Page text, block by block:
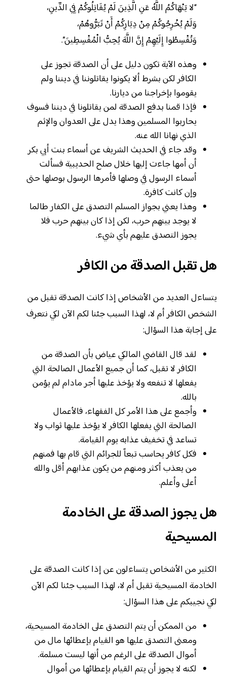
“لا يَنْهَاكُمُ اللَّهُ عَنِ الَّذِينَ لَمْ يُقَاتِلُوكُمْ فِي الدِّينِ،
وَلَمْ يُخْرِجُوكُمْ مِنْ دِيَارِكُمْ أَنْ تَبَرُّوهُمْ،
وَتُقْسِطُوا إِلَيْهِمْ إِنَّ اللَّهَ يُحِبُّ الْمُقْسِطِينَ”.
وهذه الآية تكون دليل على أن الصدقة تجوز على
الكافر لكن بشرط ألا يكونوا يقاتلوننا في ديننا ولم
يقوموا بإخراجنا من ديارنا.
فإذا قمنا بدفع الصدقة لمن يقاتلونا في ديننا فسوف
يحاربوا المسلمين وهذا يدل على العدوان والإثم
الذي نهانا الله عنه.
وقد جاء في الحديث الشريف عن أسماء بنت أبي بكر
أن أمها جاءت إليها خلال صلح الحديبية فسألت
أسماء الرسول في وصلها فأمرها الرسول بوصلها حتى
وإن كانت كافرة.
وهذا يعني بجواز المسلم التصدق على الكفار طالما
لا يوجد بينهم حرب، لكن إذا كان بينهم حرب فلا
يجوز التصدق عليهم بأي شيء.
هل تقبل الصدقة من الكافر
يتساءل العديد من الأشخاص إذا كانت الصدقة تقبل من
الشخص الكافر أم لا، لهذا السبب جئنا لكم الآن لكي نتعرف
على إجابة هذا السؤال:
لقد قال القاضي المالكي عياض بأن الصدقة من
الكافر لا تقبل، كما أن جميع الأعمال الصالحة التي
يفعلها لا تنفعه ولا يؤخذ عليها أجر مادام لم يؤمن
بالله.
وأجمع على هذا الأمر كل الفقهاء، فالأعمال
الصالحة التي يفعلها الكافر لا يؤخذ عليها ثواب ولا
تساعد في تخفيف عذابه يوم القيامة.
فكل كافر يحاسب تبعاً للجرائم التي قام بها فمنهم
من يعذب أكثر ومنهم من يكون عذابهم أقل والله
أعلى وأعلم.
هل يجوز الصدقة على الخادمة
المسيحية
الكثير من الأشخاص يتساءلون عن إذا كانت الصدقة على
الخادمة المسيحية تقبل أم لا، لهذا السبب جئنا لكم الآن
لكي نجيبكم على هذا السؤال:
من الممكن أن يتم التصدق على الخادمة المسيحية،
ومعنى التصدق عليها هو القيام بإعطائها مال من
أموال الصدقة على الرغم من أنها ليست مسلمة.
لكنه لا يجوز أن يتم القيام بإعطائها من أموال